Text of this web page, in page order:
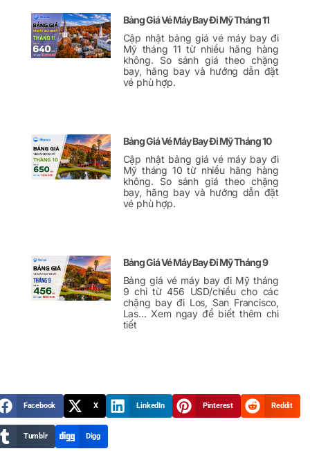
Bảng Giá Vé Máy Bay Đi Mỹ Tháng 11
Cập nhật bảng giá vé máy bay đi
Mỹ tháng 11 từ nhiều hãng hàng
không. So sánh giá theo chặng
bay, hãng bay và hướng dẫn đặt
vé phù hợp.
Bảng Giá Vé Máy Bay Đi Mỹ Tháng 10
Cập nhật bảng giá vé máy bay đi
Mỹ tháng 10 từ nhiều hãng hàng
không. So sánh giá theo chặng
bay, hãng bay và hướng dẫn đặt
vé phù hợp.
Bảng Giá Vé Máy Bay Đi Mỹ Tháng 9
Bảng giá vé máy bay đi Mỹ tháng
9 chỉ từ 456 USD/chiều cho các
chặng bay đi Los, San Francisco,
Las… Xem ngay để biết thêm chi
tiết
Facebook X LinkedIn Pinterest Reddit
Tumblr Digg